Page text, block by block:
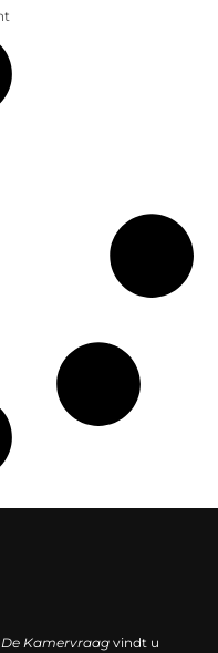
De Kamervraag vindt u